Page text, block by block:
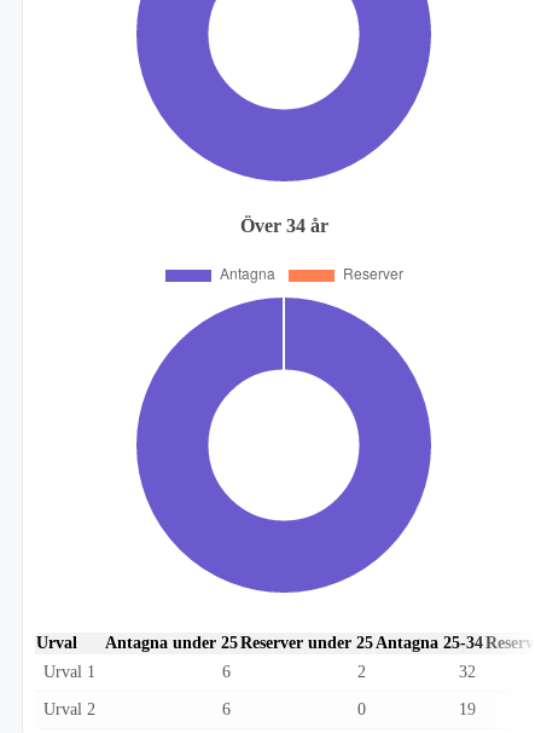
Över 34 år
Urval Antagna under 25Reserver under 25 Antagna 25-34
Urval 1
6 2 32
Urval 2 6 0 19